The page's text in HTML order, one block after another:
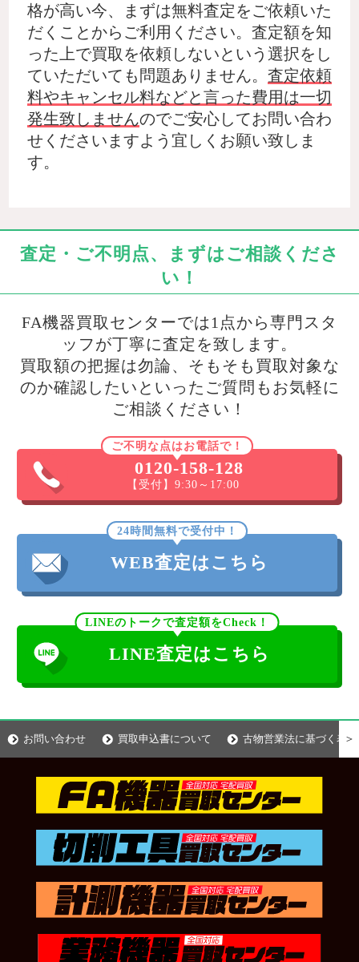
格が高い今、まずは無料査定をご依頼いた
だくことからご利用ください。査定額を知
った上で買取を依頼しないという選択をし
ていただいても問題ありません。 査定依頼
料やキャンセル料などと言った費用は一切
発生致しませんのでご安心してお問い合わ
せくださいますよう宜しくお願い致しま
す。
査定・ご不明点、まずはご相談くださ
い！
FA機器買取センターでは1点から専門スタ
ッフが丁寧に査定を致します。
買取額の把握は勿論、そもそも買取対象な
のか確認したいといったご質問もお気軽に
ご相談ください！
ご不明な点はお電話で！
0120-158-128
【受付】9:30～17:00
24時間無料で受付中！
WEB査定はこちら
LINEのトークで査定額をCheck！
LINE査定はこちら
お問い合わせ 買取申込書について 古物営業法に基づく表示
＞